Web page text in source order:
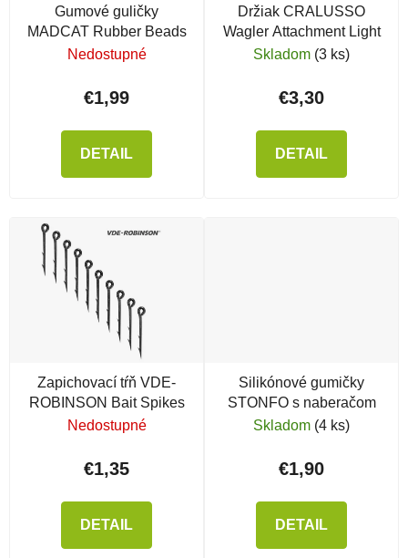
Gumové guličky
MADCAT Rubber Beads
Nedostupné
€1,99
DETAIL
Držiak CRALUSSO
Wagler Attachment Light
Skladom (3 ks)
€3,30
DETAIL
Zapichovací tŕň VDE-
ROBINSON Bait Spikes
Nedostupné
€1,35
DETAIL
Silikónové gumičky
STONFO s naberačom
Skladom (4 ks)
€1,90
DETAIL